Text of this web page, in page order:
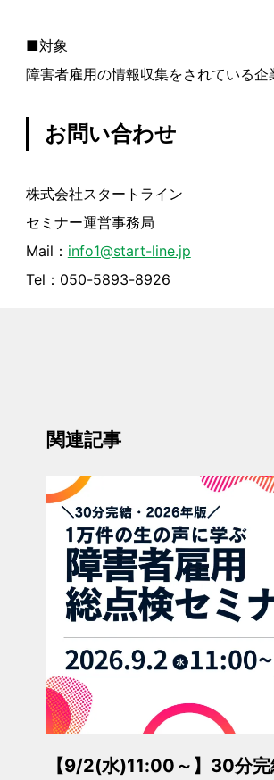
■対象
障害者雇用の情報収集をされている企
お問い合わせ
株式会社スタートライン
セミナー運営事務局
Mail： info1@start-line.jp
Tel：050-5893-8926
関連記事
【9/2(水)11:00～】30分完